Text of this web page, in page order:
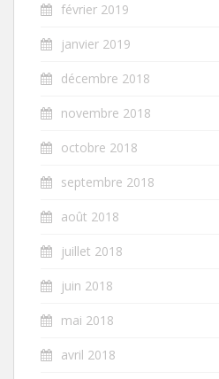
février 2019
janvier 2019
décembre 2018
novembre 2018
octobre 2018
septembre 2018
août 2018
juillet 2018
juin 2018
mai 2018
avril 2018